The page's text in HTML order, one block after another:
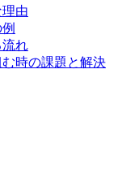
由
れ
時の課題と解決